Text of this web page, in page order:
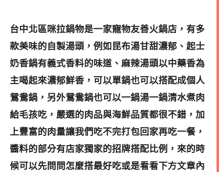
台中北區咪拉鍋物是一家寵物友善火鍋店，有多
款美味的自製湯頭，例如昆布湯甘甜濃郁、起士
奶香鍋有義式香料的味道、麻辣湯頭以中藥香為
主喝起來濃郁鮮香，可以單鍋也可以搭配成個人
鴛鴦鍋，另外鴛鴦鍋也可以一鍋湯一鍋清水煮肉
給毛孩吃，嚴選的肉品與海鮮品質都很不錯，加
上豐富的肉量讓我們吃不完打包回家再吃一餐，
醬料的部分有店家獨家的招牌搭配比例，來的時
候可以先問問怎麼搭最好吃或是看看下方文章內